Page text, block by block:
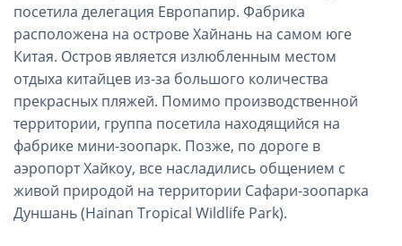
посетила делегация Европапир. Фабрика
расположена на острове Хайнань на самом юге
Китая. Остров является излюбленным местом
отдыха китайцев из-за большого количества
прекрасных пляжей. Помимо производственной
территории, группа посетила находящийся на
фабрике мини-зоопарк. Позже, по дороге в
аэропорт Хайкоу, все насладились общением с
живой природой на территории Сафари-зоопарка
Дуншань (Hainan Tropical Wildlife Park).